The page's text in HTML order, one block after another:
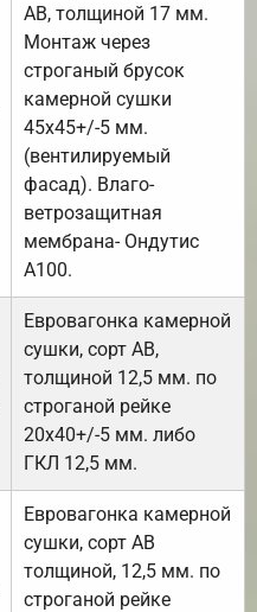
АВ, толщиной 17 мм.
Монтаж через
строганый брусок
камерной сушки
45х45+/-5 мм.
(вентилируемый
фасад). Влаго-
ветрозащитная
мембрана- Ондутис
А100.
Евровагонка камерной
сушки, сорт АВ,
толщиной 12,5 мм. по
строганой рейке
20х40+/-5 мм. либо
ГКЛ 12,5 мм.
Евровагонка камерной
сушки, сорт АВ
толщиной, 12,5 мм. по
строганой рейке